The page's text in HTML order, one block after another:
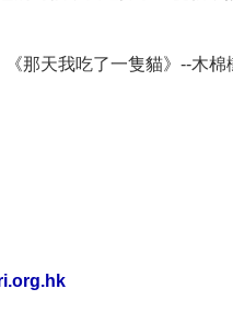
《那天我吃了一隻貓》--木棉